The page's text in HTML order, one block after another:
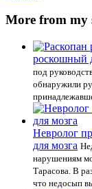
More from my
роскошный
под
обнаружили
Невролог
для мозга
нарушениям
Тарасова. В
что недосып